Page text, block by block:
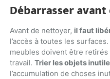
Débarrasser
Avant de nettoyer, il faut
l’accès à toutes les
meubles doivent être
travail. Trier les objets
l’accumulation de choses